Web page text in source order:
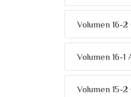
Volumen 16-
Volumen 16-
Volumen 15-